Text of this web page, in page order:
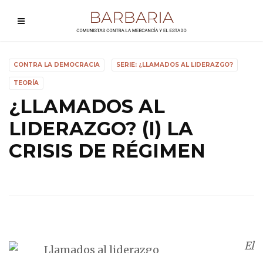
CONTRA LA DEMOCRACIA SERIE: ¿LLAMADOS AL LIDERAZGO?
TEORÍA
¿LLAMADOS AL
LIDERAZGO? (I) LA
CRISIS DE RÉGIMEN
El